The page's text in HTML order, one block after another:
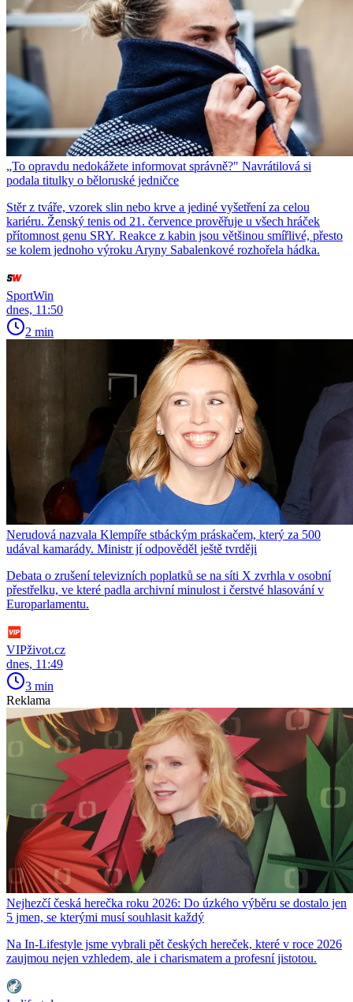
„To opravdu nedokážete informovat správně?" Navrátilová si
podala titulky o běloruské jedničce
Stěr z tváře, vzorek slin nebo krve a jediné vyšetření za celou
kariéru. Ženský tenis od 21. července prověřuje u všech hráček
přítomnost genu SRY. Reakce z kabin jsou většinou smířlivé, přesto
se kolem jednoho výroku Aryny Sabalenkové rozhořela hádka.
SportWin
dnes, 11:50
2 min
Nerudová nazvala Klempíře stbáckým práskačem, který za 500
udával kamarády. Ministr jí odpověděl ještě tvrději
Debata o zrušení televizních poplatků se na síti X zvrhla v osobní
přestřelku, ve které padla archivní minulost i čerstvé hlasování v
Europarlamentu.
VIPživot.cz
dnes, 11:49
3 min
Reklama
Nejhezčí česká herečka roku 2026: Do úzkého výběru se dostalo jen
5 jmen, se kterými musí souhlasit každý
Na In-Lifestyle jsme vybrali pět českých hereček, které v roce 2026
zaujmou nejen vzhledem, ale i charismatem a profesní jistotou.